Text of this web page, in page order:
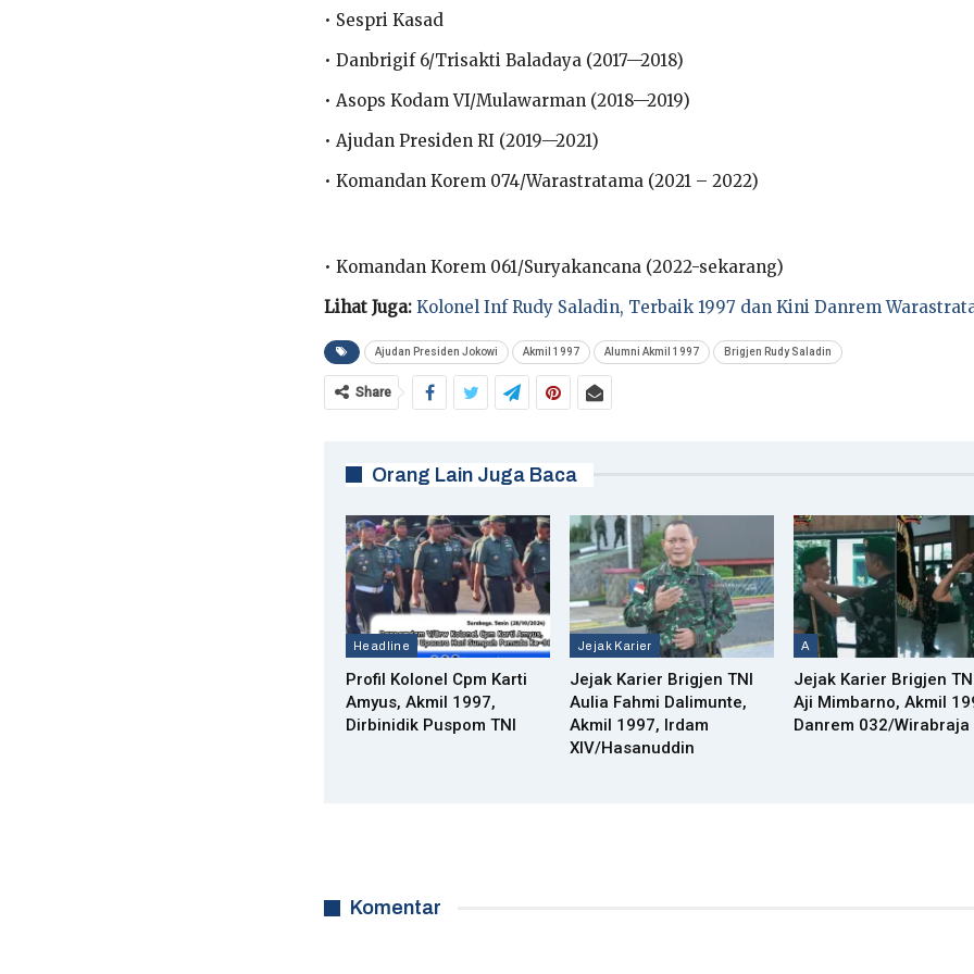
• Sespri Kasad
• Danbrigif 6/Trisakti Baladaya (2017—2018)
• Asops Kodam VI/Mulawarman (2018—2019)
• Ajudan Presiden RI (2019—2021)
• Komandan Korem 074/Warastratama (2021 – 2022)
• Komandan Korem 061/Suryakancana (2022-sekarang)
Lihat Juga: Kolonel Inf Rudy Saladin, Terbaik 1997 dan Kini Danrem
Ajudan Presiden Jokowi Akmil 1997 Alumni Akmil 1997 Brigjen Rudy Saladin
Share
Orang Lain Juga Baca
Headline
Profil Kolonel Cpm Karti
Amyus, Akmil 1997,
Dirbinidik Puspom TNI
Jejak Karier
Jejak Karier Brigjen TNI
Aulia Fahmi Dalimunte,
Akmil 1997, Irdam
XIV/Hasanuddin
A
Jejak Karier Brigjen
Aji Mimbarno, Akmil
Danrem 032/Wirabraja
Komentar